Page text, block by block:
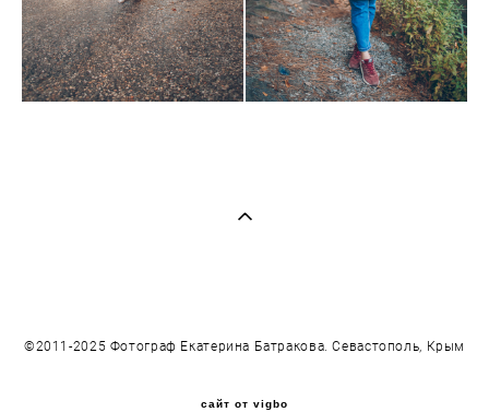
©2011-2025 Фотограф Екатерина Батракова. Севастополь, Крым
сайт от vigbo